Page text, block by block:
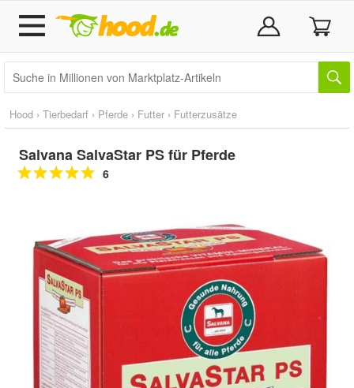
Hood › Tierbedarf › Pferde › Futter › Futterzusätze
Salvana SalvaStar PS für Pferde
6